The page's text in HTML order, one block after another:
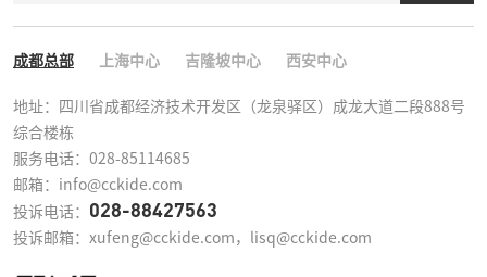
成都总部 上海中心 吉隆坡中心 西安中心
地址：四川省成都经济技术开发区（龙泉驿区）成龙大道二段888号
综合楼栋
服务电话：028-85114685
邮箱：info@cckide.com
投诉电话： 028-88427563
投诉邮箱：xufeng@cckide.com，lisq@cckide.com